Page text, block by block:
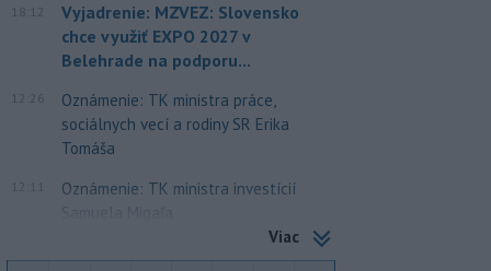
18:12
Vyjadrenie: MZVEZ: Slovensko
chce využiť EXPO 2027 v
Belehrade na podporu...
12:26
Oznámenie: TK ministra práce,
sociálnych vecí a rodiny SR Erika
Tomáša
Oznámenie: TK ministra investícií
Samuela Migaľa
Viac